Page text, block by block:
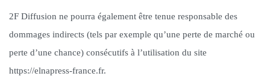
2F Diffusion ne pourra également être tenue responsable des
dommages indirects (tels par exemple qu’une perte de marché ou
perte d’une chance) consécutifs à l’utilisation du site
https://elnapress-france.fr.